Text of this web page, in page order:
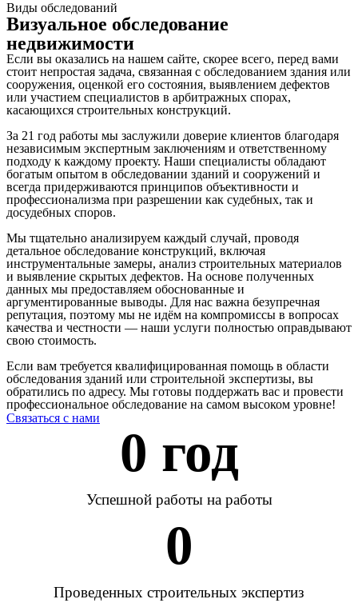
Виды обследований
Визуальное обследование
недвижимости
Если вы оказались на нашем сайте, скорее всего, перед вами
стоит непростая задача, связанная с обследованием здания или
сооружения, оценкой его состояния, выявлением дефектов
или участием специалистов в арбитражных спорах,
касающихся строительных конструкций.
За 21 год работы мы заслужили доверие клиентов благодаря
независимым экспертным заключениям и ответственному
подходу к каждому проекту. Наши специалисты обладают
богатым опытом в обследовании зданий и сооружений и
всегда придерживаются принципов объективности и
профессионализма при разрешении как судебных, так и
досудебных споров.
Мы тщательно анализируем каждый случай, проводя
детальное обследование конструкций, включая
инструментальные замеры, анализ строительных материалов
и выявление скрытых дефектов. На основе полученных
данных мы предоставляем обоснованные и
аргументированные выводы. Для нас важна безупречная
репутация, поэтому мы не идём на компромиссы в вопросах
качества и честности — наши услуги полностью оправдывают
свою стоимость.
Если вам требуется квалифицированная помощь в области
обследования зданий или строительной экспертизы, вы
обратились по адресу. Мы готовы поддержать вас и провести
профессиональное обследование на самом высоком уровне!
Связаться с нами
0 год
Успешной работы на работы
0
Проведенных строительных экспертиз